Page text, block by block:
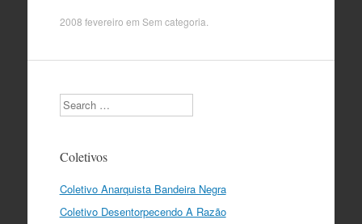
2008 fevereiro em Sem categoria.
Search
Coletivos
Coletivo Anarquista Bandeira Negra
Coletivo Desentorpecendo A Razão